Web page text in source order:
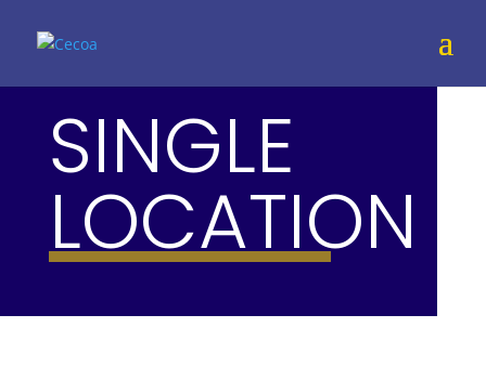
SINGLE
LOCATION